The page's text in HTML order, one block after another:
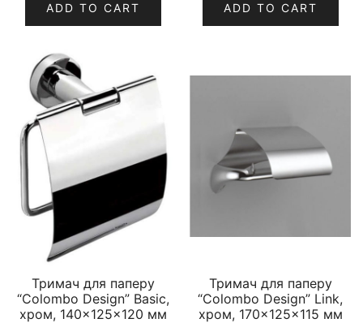
ADD TO CART ADD TO CART
Тримач для паперу
“Colombo Design” Basic,
хром, 140×125×120 мм
Тримач для паперу
“Colombo Design” Link,
хром, 170×125×115 мм